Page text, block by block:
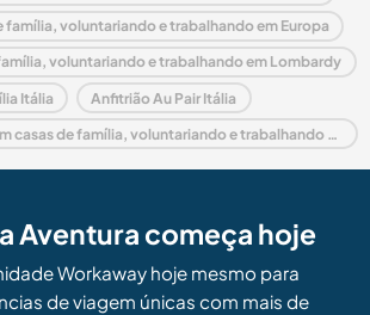
família, voluntariando e trabalhando em Europa
voluntariando e trabalhando em Lombardy
Itália Anfitrião Au Pair Itália
Última hora Férias em casas de família, voluntariando e trabalhando em Itália
Aventura começa hoje
Workaway hoje mesmo para
de viagem únicas com mais de